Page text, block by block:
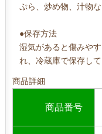
ぷら、炒め物、汁物
●保存方法
湿気があると傷みや
れ、冷蔵庫で保存して
商品詳細
商品番号